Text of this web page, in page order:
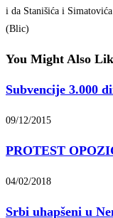
i da Stanišića i
(Blic)
You Might Also
Subvencije 3.000
09/12/2015
PROTEST
04/02/2018
Srbi uhapšeni u